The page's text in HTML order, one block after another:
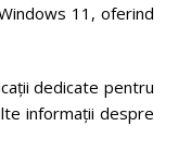
11, oferind
dedicate pentru
informații despre